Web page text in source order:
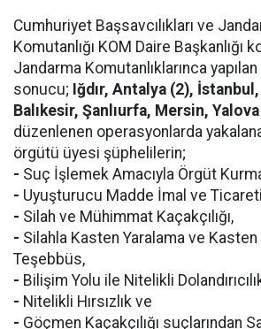
Cumhuriyet Başsavcılıkları ve
Komutanlığı KOM Daire Başkanlığı
Jandarma Komutanlıklarınca
sonucu; Iğdır, Antalya (2),
Balıkesir, Şanlıurfa, Mersin,
düzenlenen operasyonlarda
örgütü üyesi şüphelilerin;
- Suç İşlemek Amacıyla Örgüt
- Uyuşturucu Madde İmal ve Ticareti
- Silah ve Mühimmat Kaçakçılığı,
- Silahla Kasten Yaralama ve
Teşebbüs,
- Bilişim Yolu ile Nitelikli
- Nitelikli Hırsızlık ve
- Göçmen Kaçakçılığı suçlarından